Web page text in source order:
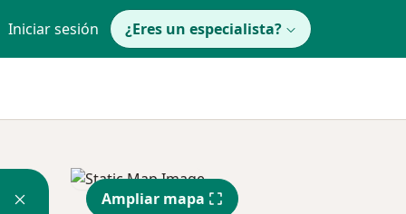
Iniciar sesión ¿Eres un especialista?
Ampliar mapa